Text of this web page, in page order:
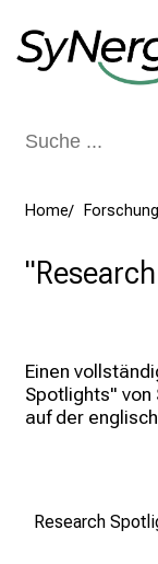
Home Forschung
Einen
Spotlights" von
auf der
Research